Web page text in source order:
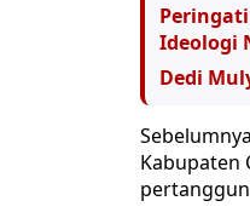
Ideologi
Dedi
Kabupaten